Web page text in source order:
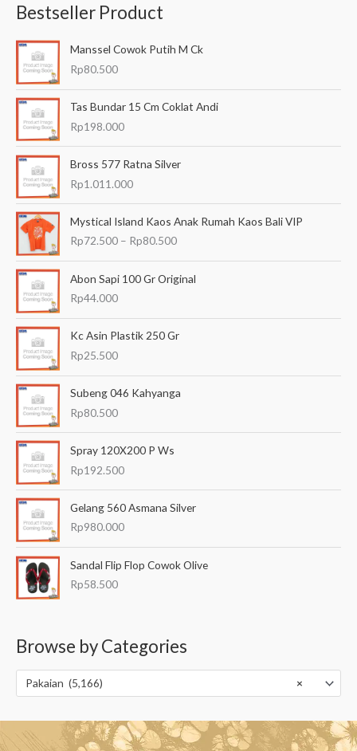
c
a
u
n
u
k
Bestseller Product
Manssel Cowok Putih M Ck
Rp80.500
Tas Bundar 15 Cm Coklat Andi
Rp198.000
Bross 577 Ratna Silver
Rp1.011.000
Mystical Island Kaos Anak Rumah Kaos Bali VIP
Rp72.500 – Rp80.500
e
n
t
a
a
g
a
p
5
h
i
R
5
0
Abon Sapi 100 Gr Original
Rp44.000
Kc Asin Plastik 250 Gr
Rp25.500
Subeng 046 Kahyanga
Rp80.500
Spray 120X200 P Ws
Rp192.500
Gelang 560 Asmana Silver
Rp980.000
Sandal Flip Flop Cowok Olive
Rp58.500
Browse by Categories
×
Pakaian (5,166)